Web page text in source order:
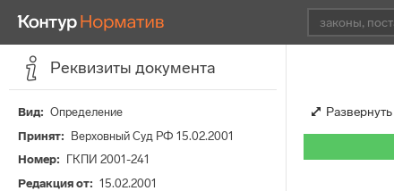
Реквизиты документа
Вид
Определение
Принят
Верховный Суд РФ 15.02.2001
Номер
ГКПИ 2001-241
Редакция от
15.02.2001
Развернуть